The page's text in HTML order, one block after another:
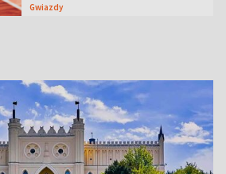
Gwiazdy